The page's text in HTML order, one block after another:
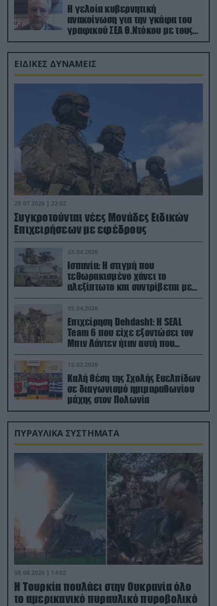
Η γελοία κυβερνητική
ανακοίνωση για την γκάφα του
γραφικού ΣΕΑ Θ.Ντόκου με τους
Ρώσους φαρσέρ
ΕΙΔΙΚΕΣ ΔΥΝΑΜΕΙΣ
29.07.2026 | 22:02
Συγκροτούνται νέες Μονάδες Ειδικών
Επιχειρήσεων με εφέδρους
23.04.2026
Ισπανία: Η στιγμή που
τεθωρακισμένο χάνει το
αλεξίπτωτο και συντρίβεται με
ορμή στο έδαφος (βίντεο)
05.04.2026
Επιχείρηση Dehdasht: Η SEAL
Team 6 που είχε εξοντώσει τον
Μπιν Λάντεν ήταν αυτή που
διέσωσε τον πιλότο του F-15
15.02.2026
Καλή θέση της Σχολής Ευελπίδων
σε διαγωνισμό ημιμαραθωνίου
μάχης στον Πολωνία
ΠΥΡΑΥΛΙΚΑ ΣΥΣΤΗΜΑΤΑ
08.08.2026 | 14:02
Η Τουρκία πουλάει στην Ουκρανία όλο
το αμερικανικό πυραυλικό πυροβολικό